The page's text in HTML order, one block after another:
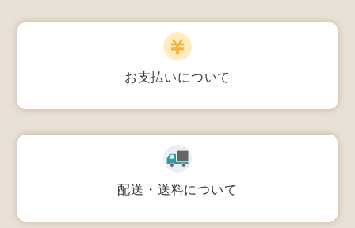
お支払いについて
配送・送料について